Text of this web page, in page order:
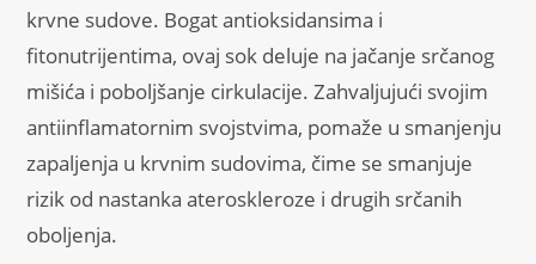
krvne sudove. Bogat antioksidansima i
fitonutrijentima, ovaj sok deluje na jačanje srčanog
mišića i poboljšanje cirkulacije. Zahvaljujući svojim
antiinflamatornim svojstvima, pomaže u smanjenju
zapaljenja u krvnim sudovima, čime se smanjuje
rizik od nastanka ateroskleroze i drugih srčanih
oboljenja.